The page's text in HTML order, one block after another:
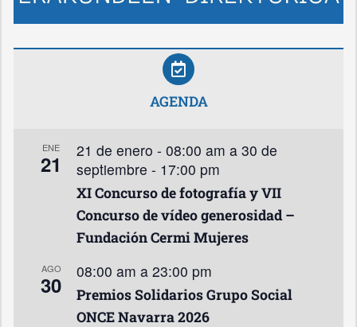
AGENDA
ENE
21
21 de enero - 08:00 am a 30 de
septiembre - 17:00 pm
XI Concurso de fotografía y VII
Concurso de vídeo generosidad –
Fundación Cermi Mujeres
AGO
30
08:00 am a 23:00 pm
Premios Solidarios Grupo Social
ONCE Navarra 2026